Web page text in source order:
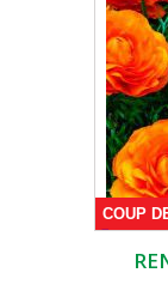
COUP